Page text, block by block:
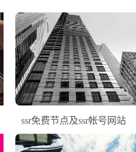
ssr免费节点及ssr帐号网站